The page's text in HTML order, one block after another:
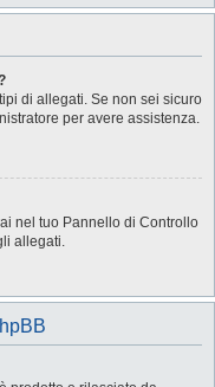
di allegati. Se non sei sicuro
per avere assistenza.
nel tuo Pannello di Controllo
allegati.